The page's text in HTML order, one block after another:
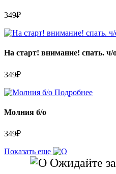
349₽
На старт! внимание! спать. ч/
349₽
Подробнее
Молния б/о
349₽
Показать еще
Ожидайте